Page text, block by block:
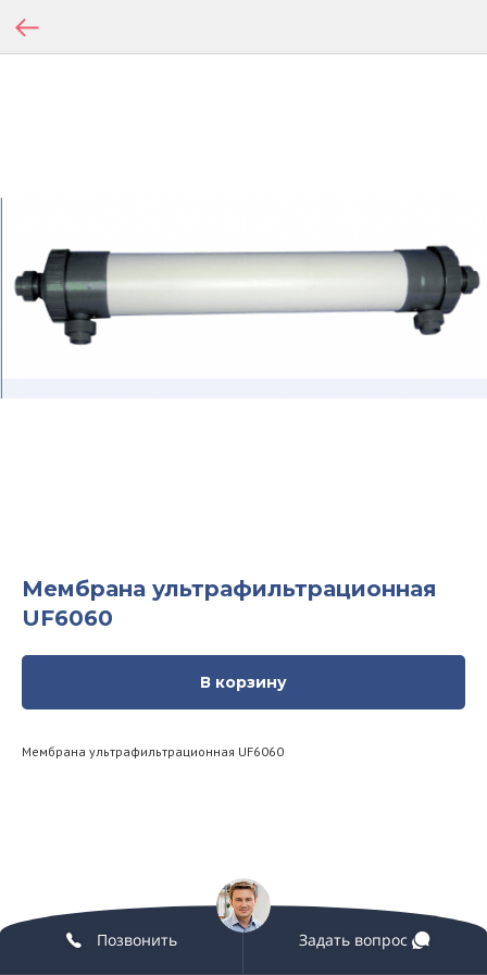
Мембрана ультрафильтрационная
UF6060
В корзину
Мембрана ультрафильтрационная UF6060
Позвонить Задать вопрос